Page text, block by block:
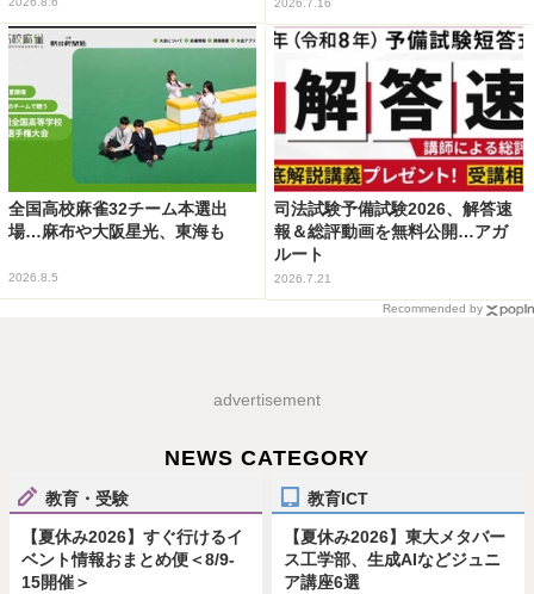
全国高校麻雀32チーム本選出
場…麻布や大阪星光、東海も
2026.8.5
司法試験予備試験2026、解答速
報＆総評動画を無料公開…アガ
ルート
2026.7.21
Recommended by
advertisement
NEWS CATEGORY
教育・受験
【夏休み2026】すぐ行けるイ
ベント情報おまとめ便＜8/9-
15開催＞
教育ICT
【夏休み2026】東大メタバー
ス工学部、生成AIなどジュニ
ア講座6選